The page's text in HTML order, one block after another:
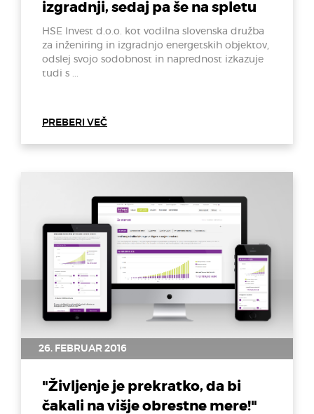
izgradnji, sedaj pa še na spletu
HSE Invest d.o.o. kot vodilna slovenska družba
za inženiring in izgradnjo energetskih objektov,
odslej svojo sodobnost in naprednost izkazuje
tudi s ...
PREBERI VEČ
26. FEBRUAR 2016
"Življenje je prekratko, da bi
čakali na višje obrestne mere!"